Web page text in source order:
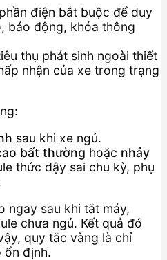
điện bắt buộc để duy
báo động, khóa thông
thụ phát sinh ngoài thiết
nhận của xe trong trạng
sau khi xe ngủ.
bất thường hoặc nhảy
thức dậy sai chu kỳ, phụ
ngay sau khi tắt máy,
chưa ngủ. Kết quả đó
quy tắc vàng là chỉ
ổn định.